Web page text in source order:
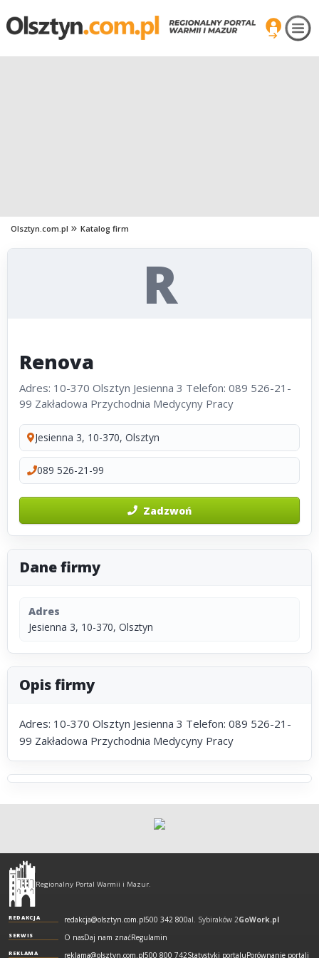
Olsztyn.com.pl Katalog firm
R
Renova
Adres: 10-370 Olsztyn Jesienna 3 Telefon: 089 526-21-
99 Zakładowa Przychodnia Medycyny Pracy
Jesienna 3, 10-370, Olsztyn
089 526-21-99
Zadzwoń
Dane firmy
Adres
Jesienna 3, 10-370, Olsztyn
Opis firmy
Adres: 10-370 Olsztyn Jesienna 3 Telefon: 089 526-21-
99 Zakładowa Przychodnia Medycyny Pracy
Olsztyn
-
regionalny
portal
Warmii
i
Regionalny Portal Warmii i Mazur.
REDAKCJA redakcja@olsztyn.com.pl500 342 800al. Sybiraków 2GoWork.pl
SERWIS O nasDaj nam znaćRegulamin
REKLAMA reklama@olsztyn.com.pl500 800 742Statystyki portaluPorównanie portali